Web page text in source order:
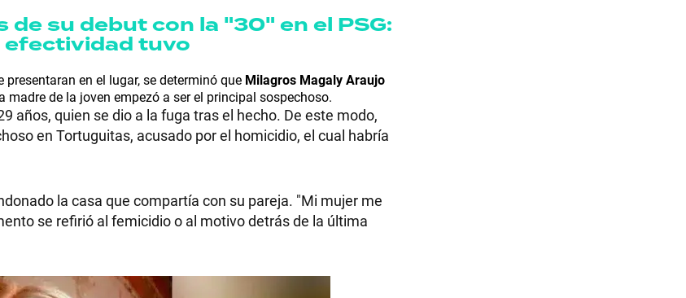
de su debut con la "30" en el PSG:
efectividad tuvo
en el lugar, se determinó que Milagros Magaly Araujo
de la joven empezó a ser el principal sospechoso.
años, quien se dio a la fuga tras el hecho. De este modo,
en Tortuguitas, acusado por el homicidio, el cual habría
la casa que compartía con su pareja. "Mi mujer me
se refirió al femicidio o al motivo detrás de la última
RECETAS
HORÓSCOPO
Seguinos